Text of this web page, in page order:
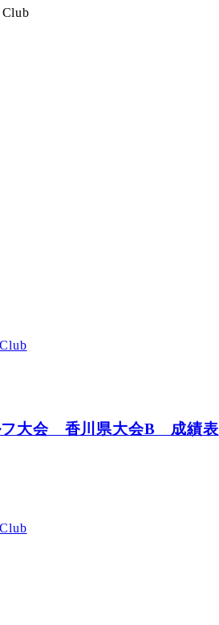
フ大会 香川県大会B 成績表